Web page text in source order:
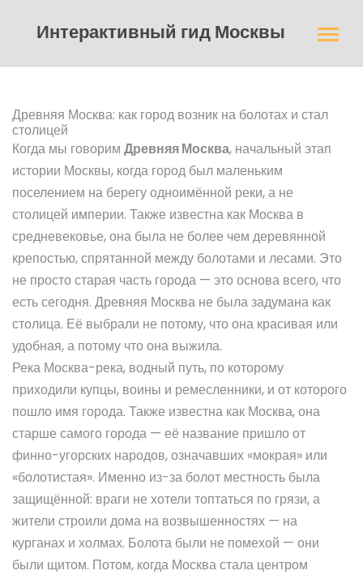
Интерактивный гид Москвы
Древняя Москва: как город возник на болотах и стал
столицей
Когда мы говорим Древняя Москва, начальный этап
истории Москвы, когда город был маленьким
поселением на берегу одноимённой реки, а не
столицей империи. Также известна как Москва в
средневековье, она была не более чем деревянной
крепостью, спрятанной между болотами и лесами. Это
не просто старая часть города — это основа всего, что
есть сегодня. Древняя Москва не была задумана как
столица. Её выбрали не потому, что она красивая или
удобная, а потому что она выжила.
Река Москва-река, водный путь, по которому
приходили купцы, воины и ремесленники, и от которого
пошло имя города. Также известна как Москва, она
старше самого города — её название пришло от
финно-угорских народов, означавших «мокрая» или
«болотистая». Именно из-за болот местность была
защищённой: враги не хотели топтаться по грязи, а
жители строили дома на возвышенностях — на
курганах и холмах. Болота были не помехой — они
были щитом. Потом, когда Москва стала центром